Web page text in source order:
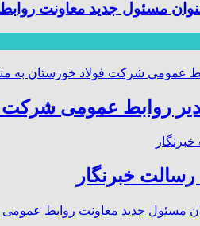
مسئول جدید معاونت
روابط عمومی شرکت
خبرنگار